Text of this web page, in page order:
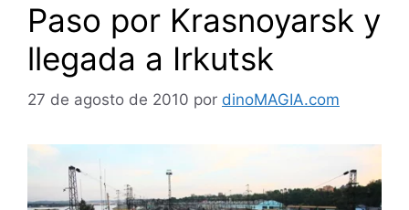
Paso por Krasnoyarsk y
llegada a Irkutsk
27 de agosto de 2010 por dinoMAGIA.com